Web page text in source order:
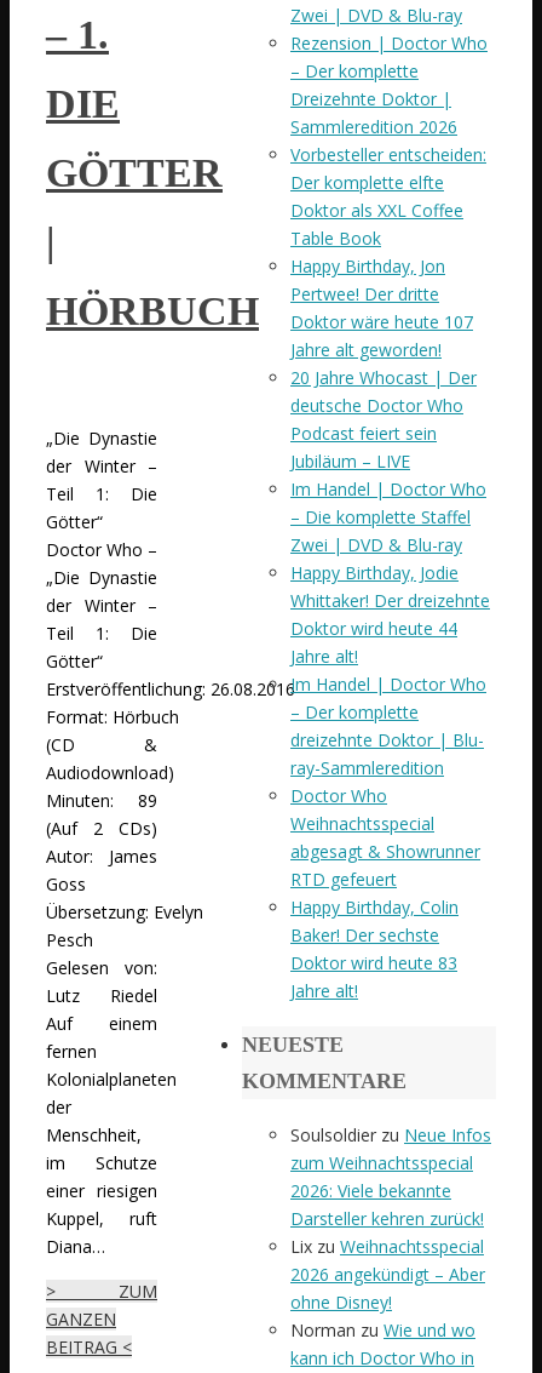
– 1.
DIE
GÖTTER
|
HÖRBUCH
„Die Dynastie
der Winter –
Teil 1: Die
Götter“
Doctor Who –
„Die Dynastie
der Winter –
Teil 1: Die
Götter“
Erstveröffentlichung: 26.08.2016
Format: Hörbuch
(CD &
Audiodownload)
Minuten: 89
(Auf 2 CDs)
Autor: James
Goss
Übersetzung: Evelyn
Pesch
Gelesen von:
Lutz Riedel
Auf einem
fernen
Kolonialplaneten
der
Menschheit,
im Schutze
einer riesigen
Kuppel, ruft
Diana…
> ZUM
GANZEN
BEITRAG <
Zwei | DVD & Blu-ray
Rezension | Doctor Who
– Der komplette
Dreizehnte Doktor |
Sammleredition 2026
Vorbesteller entscheiden:
Der komplette elfte
Doktor als XXL Coffee
Table Book
Happy Birthday, Jon
Pertwee! Der dritte
Doktor wäre heute 107
Jahre alt geworden!
20 Jahre Whocast | Der
deutsche Doctor Who
Podcast feiert sein
Jubiläum – LIVE
Im Handel | Doctor Who
– Die komplette Staffel
Zwei | DVD & Blu-ray
Happy Birthday, Jodie
Whittaker! Der dreizehnte
Doktor wird heute 44
Jahre alt!
Im Handel | Doctor Who
– Der komplette
dreizehnte Doktor | Blu-
ray-Sammleredition
Doctor Who
Weihnachtsspecial
abgesagt & Showrunner
RTD gefeuert
Happy Birthday, Colin
Baker! Der sechste
Doktor wird heute 83
Jahre alt!
NEUESTE
KOMMENTARE
Soulsoldier zu Neue Infos
zum Weihnachtsspecial
2026: Viele bekannte
Darsteller kehren zurück!
Lix zu Weihnachtsspecial
2026 angekündigt – Aber
ohne Disney!
Norman zu Wie und wo
kann ich Doctor Who in